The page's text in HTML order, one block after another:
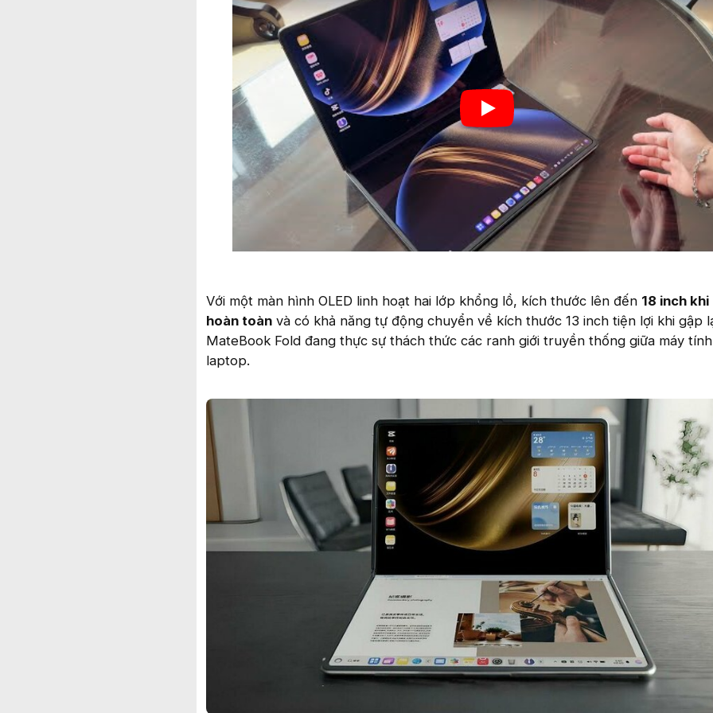
Với một màn hình OLED linh hoạt hai lớp khổng lồ, kích thước lên đến 18 inch khi
hoàn toàn và có khả năng tự động chuyển về kích thước 13 inch tiện lợi khi gập
MateBook Fold đang thực sự thách thức các ranh giới truyền thống giữa máy
laptop.